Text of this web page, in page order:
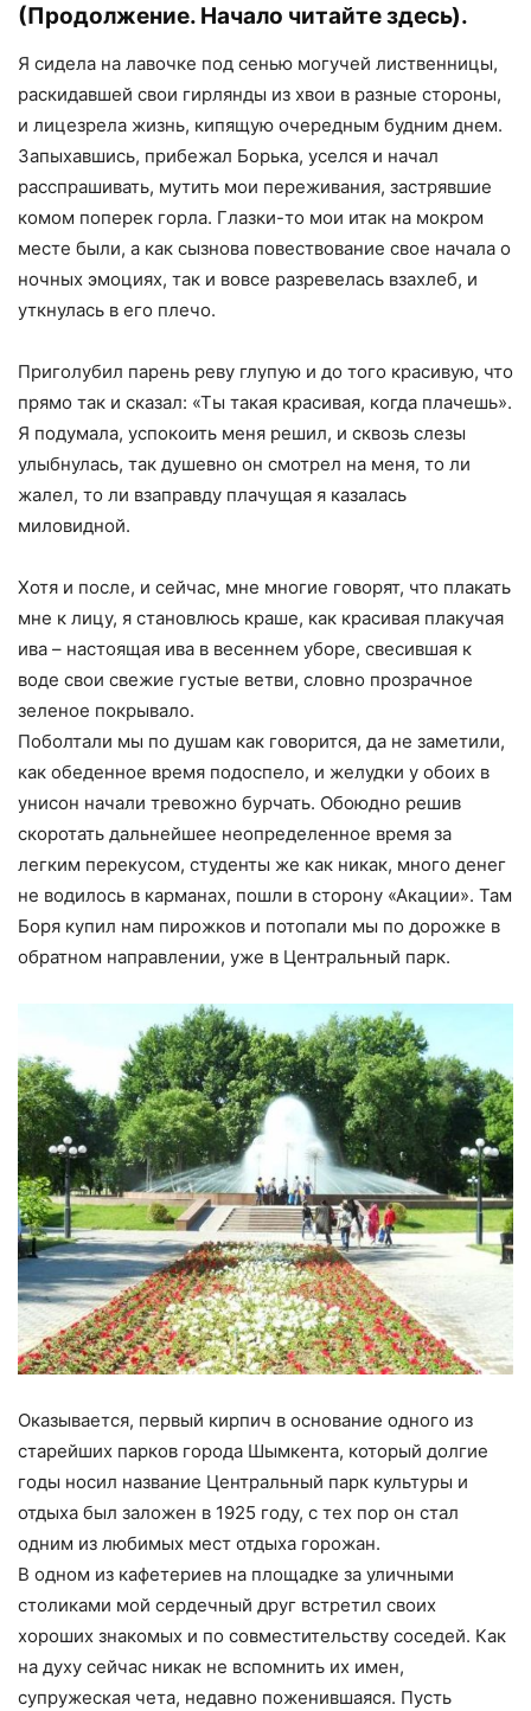
(Продолжение. Начало читайтездесь).
Я сидела на лавочке под сенью могучей лиственницы,
раскидавшей свои гирлянды из хвои в разные стороны,
и лицезрела жизнь, кипящую очередным будним днем.
Запыхавшись, прибежал Борька, уселся и начал
расспрашивать, мутить мои переживания, застрявшие
комом поперек горла. Глазки-то мои итак на мокром
месте были, а как сызнова повествование свое начала о
ночных эмоциях, так и вовсе разревелась взахлеб, и
уткнулась в его плечо.
Приголубил парень реву глупую и до того красивую, что
прямо так и сказал: «Ты такая красивая, когда плачешь».
Я подумала, успокоить меня решил, и сквозь слезы
улыбнулась, так душевно он смотрел на меня, то ли
жалел, то ли взаправду плачущая я казалась
миловидной.
Хотя и после, и сейчас, мне многие говорят, что плакать
мне к лицу, я становлюсь краше, как красивая плакучая
ива – настоящая ива в весеннем уборе, свесившая к
воде свои свежие густые ветви, словно прозрачное
зеленое покрывало.
Поболтали мы по душам как говорится, да не заметили,
как обеденное время подоспело, и желудки у обоих в
унисон начали тревожно бурчать. Обоюдно решив
скоротать дальнейшее неопределенное время за
легким перекусом, студенты же как никак, много денег
не водилось в карманах, пошли в сторону «Акации». Там
Боря купил нам пирожков и потопали мы по дорожке в
обратном направлении, уже в Центральный парк.
Оказывается, первый кирпич в основание одного из
старейших парков города Шымкента, который долгие
годы носил название Центральный парк культуры и
отдыха был заложен в 1925 году, с тех пор он стал
одним из любимых мест отдыха горожан.
В одном из кафетериев на площадке за уличными
столиками мой сердечный друг встретил своих
хороших знакомых и по совместительству соседей. Как
на духу сейчас никак не вспомнить их имен,
супружеская чета, недавно поженившаяся. Пусть